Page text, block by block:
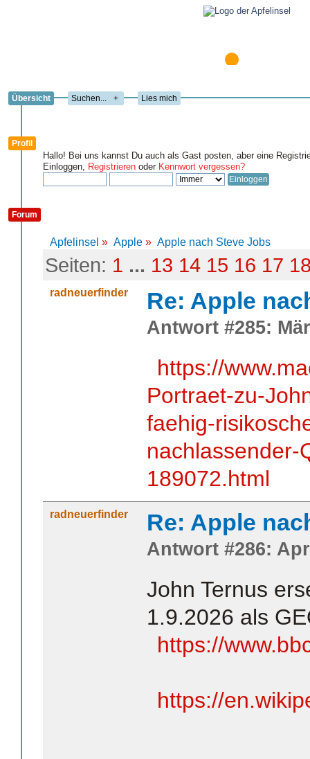
Übersicht + Lies mich
Profil
Hallo! Bei uns kannst Du auch als Gast posten, aber eine
Einloggen, Registrieren oder Kennwort vergessen?
Forum
Apfelinsel » Apple » Apple nach Steve Jobs
Seiten: 1 ... 13 14 15 16 17
radneuerfinder Re: Apple
Antwort #285:
https://
Portraet-zu-
faehig-
nachlassender-
189072.html
radneuerfinder Re: Apple
Antwort #286:
John Ternus
1.9.2026 als
https://
https://